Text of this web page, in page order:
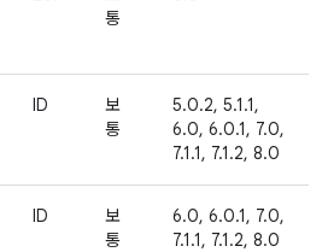
통
ID
보
통
5.0.2, 5.1.1,
6.0, 6.0.1, 7.0,
7.1.1, 7.1.2, 8.0
ID
보
통
6.0, 6.0.1, 7.0,
7.1.1, 7.1.2, 8.0